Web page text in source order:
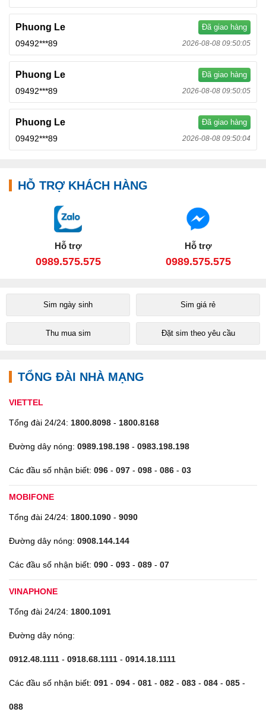
Phuong Le Đã giao hàng
09492***89 2026-08-08 09:50:05
Phuong Le Đã giao hàng
09492***89 2026-08-08 09:50:05
Phuong Le Đã giao hàng
09492***89 2026-08-08 09:50:04
HỖ TRỢ KHÁCH HÀNG
Hỗ trợ
0989.575.575
Hỗ trợ
0989.575.575
Sim ngày sinh Sim giá rẻ
Thu mua sim Đặt sim theo yêu cầu
TỔNG ĐÀI NHÀ MẠNG
VIETTEL
Tổng đài 24/24: 1800.8098 - 1800.8168
Đường dây nóng: 0989.198.198 - 0983.198.198
Các đầu số nhận biết: 096 - 097 - 098 - 086 - 03
MOBIFONE
Tổng đài 24/24: 1800.1090 - 9090
Đường dây nóng: 0908.144.144
Các đầu số nhận biết: 090 - 093 - 089 - 07
VINAPHONE
Tổng đài 24/24: 1800.1091
Đường dây nóng:
0912.48.1111 - 0918.68.1111 - 0914.18.1111
Các đầu số nhận biết: 091 - 094 - 081 - 082 - 083 - 084 - 085 -
088